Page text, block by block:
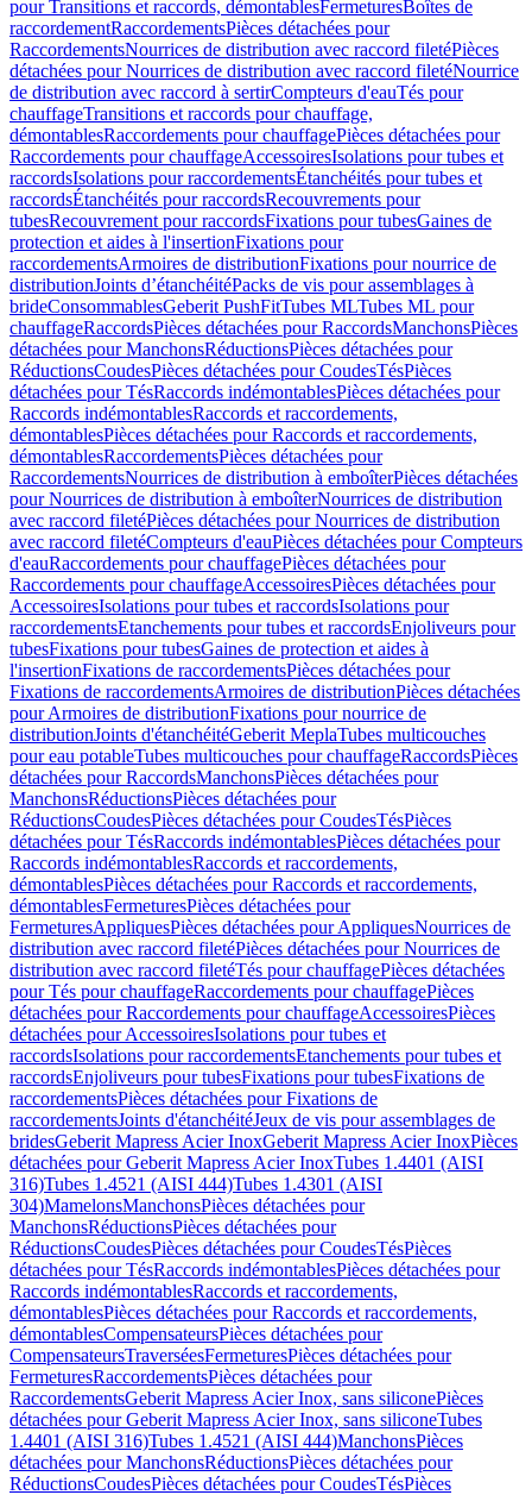
pour Transitions et raccords, démontablesFermeturesBoîtes de
raccordementRaccordementsPièces détachées pour
RaccordementsNourrices de distribution avec raccord filetéPièces
détachées pour Nourrices de distribution avec raccord filetéNourrice
de distribution avec raccord à sertirCompteurs d'eauTés pour
chauffageTransitions et raccords pour chauffage,
démontablesRaccordements pour chauffagePièces détachées pour
Raccordements pour chauffageAccessoiresIsolations pour tubes et
raccordsIsolations pour raccordementsÉtanchéités pour tubes et
raccordsÉtanchéités pour raccordsRecouvrements pour
tubesRecouvrement pour raccordsFixations pour tubesGaines de
protection et aides à l'insertionFixations pour
raccordementsArmoires de distributionFixations pour nourrice de
distributionJoints d’étanchéitéPacks de vis pour assemblages à
brideConsommablesGeberit PushFitTubes MLTubes ML pour
chauffageRaccordsPièces détachées pour RaccordsManchonsPièces
détachées pour ManchonsRéductionsPièces détachées pour
RéductionsCoudesPièces détachées pour CoudesTésPièces
détachées pour TésRaccords indémontablesPièces détachées pour
Raccords indémontablesRaccords et raccordements,
démontablesPièces détachées pour Raccords et raccordements,
démontablesRaccordementsPièces détachées pour
RaccordementsNourrices de distribution à emboîterPièces détachées
pour Nourrices de distribution à emboîterNourrices de distribution
avec raccord filetéPièces détachées pour Nourrices de distribution
avec raccord filetéCompteurs d'eauPièces détachées pour Compteurs
d'eauRaccordements pour chauffagePièces détachées pour
Raccordements pour chauffageAccessoiresPièces détachées pour
AccessoiresIsolations pour tubes et raccordsIsolations pour
raccordementsEtanchements pour tubes et raccordsEnjoliveurs pour
tubesFixations pour tubesGaines de protection et aides à
l'insertionFixations de raccordementsPièces détachées pour
Fixations de raccordementsArmoires de distributionPièces détachées
pour Armoires de distributionFixations pour nourrice de
distributionJoints d'étanchéitéGeberit MeplaTubes multicouches
pour eau potableTubes multicouches pour chauffageRaccordsPièces
détachées pour RaccordsManchonsPièces détachées pour
ManchonsRéductionsPièces détachées pour
RéductionsCoudesPièces détachées pour CoudesTésPièces
détachées pour TésRaccords indémontablesPièces détachées pour
Raccords indémontablesRaccords et raccordements,
démontablesPièces détachées pour Raccords et raccordements,
démontablesFermeturesPièces détachées pour
FermeturesAppliquesPièces détachées pour AppliquesNourrices de
distribution avec raccord filetéPièces détachées pour Nourrices de
distribution avec raccord filetéTés pour chauffagePièces détachées
pour Tés pour chauffageRaccordements pour chauffagePièces
détachées pour Raccordements pour chauffageAccessoiresPièces
détachées pour AccessoiresIsolations pour tubes et
raccordsIsolations pour raccordementsEtanchements pour tubes et
raccordsEnjoliveurs pour tubesFixations pour tubesFixations de
raccordementsPièces détachées pour Fixations de
raccordementsJoints d'étanchéitéJeux de vis pour assemblages de
bridesGeberit Mapress Acier InoxGeberit Mapress Acier InoxPièces
détachées pour Geberit Mapress Acier InoxTubes 1.4401 (AISI
316)Tubes 1.4521 (AISI 444)Tubes 1.4301 (AISI
304)MamelonsManchonsPièces détachées pour
ManchonsRéductionsPièces détachées pour
RéductionsCoudesPièces détachées pour CoudesTésPièces
détachées pour TésRaccords indémontablesPièces détachées pour
Raccords indémontablesRaccords et raccordements,
démontablesPièces détachées pour Raccords et raccordements,
démontablesCompensateursPièces détachées pour
CompensateursTraverséesFermeturesPièces détachées pour
FermeturesRaccordementsPièces détachées pour
RaccordementsGeberit Mapress Acier Inox, sans siliconePièces
détachées pour Geberit Mapress Acier Inox, sans siliconeTubes
1.4401 (AISI 316)Tubes 1.4521 (AISI 444)ManchonsPièces
détachées pour ManchonsRéductionsPièces détachées pour
RéductionsCoudesPièces détachées pour CoudesTésPièces